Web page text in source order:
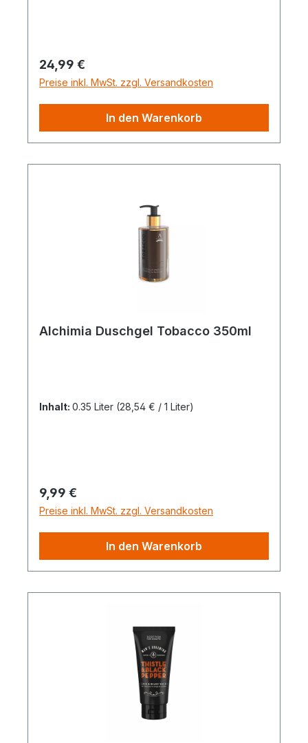
Regulärer Preis:
24,99 €
Preise inkl. MwSt. zzgl. Versandkosten
In den Warenkorb
Alchimia Duschgel Tobacco 350ml
Inhalt: 0.35 Liter (28,54 € / 1 Liter)
Regulärer Preis:
9,99 €
Preise inkl. MwSt. zzgl. Versandkosten
In den Warenkorb